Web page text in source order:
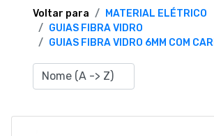
TERMOS E CONDIÇÕES
CATÁLOGOS
CAMPANHAS
EMPRESA
Voltar para
MATERIAL ELÉTRICO
GUIAS FIBRA VIDRO
GUIAS FIBRA VIDRO 6MM COM